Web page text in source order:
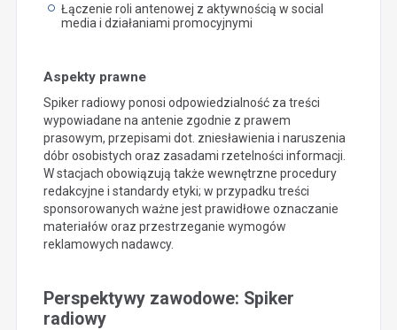
Łączenie roli antenowej z aktywnością w social
media i działaniami promocyjnymi
Aspekty prawne
Spiker radiowy ponosi odpowiedzialność za treści
wypowiadane na antenie zgodnie z prawem
prasowym, przepisami dot. zniesławienia i naruszenia
dóbr osobistych oraz zasadami rzetelności informacji.
W stacjach obowiązują także wewnętrzne procedury
redakcyjne i standardy etyki; w przypadku treści
sponsorowanych ważne jest prawidłowe oznaczanie
materiałów oraz przestrzeganie wymogów
reklamowych nadawcy.
Perspektywy zawodowe: Spiker
radiowy